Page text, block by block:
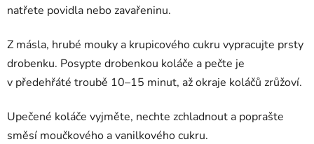
natřete povidla nebo zavařeninu.
Z másla, hrubé mouky a krupicového cukru vypracujte prsty
drobenku. Posypte drobenkou koláče a pečte je
v předehřáté troubě 10–15 minut, až okraje koláčů zrůžoví.
Upečené koláče vyjměte, nechte zchladnout a poprašte
směsí moučkového a vanilkového cukru.